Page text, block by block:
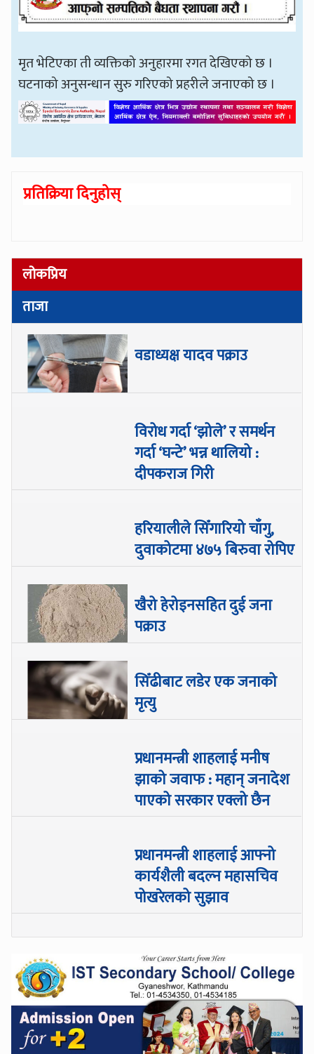
मृत भेटिएका ती व्यक्तिको अनुहारमा रगत देखिएको छ ।
घटनाको अनुसन्धान सुरु गरिएको प्रहरीले जनाएको छ ।
प्रतिक्रिया दिनुहोस्
लोकप्रिय
ताजा
वडाध्यक्ष यादव पक्राउ
विरोध गर्दा ‘झोले’ र समर्थन
गर्दा ‘घन्टे’ भन्न थालियो :
दीपकराज गिरी
हरियालीले सिँगारियो चाँगु,
दुवाकोटमा ४७५ बिरुवा रोपिए
खैरो हेरोइनसहित दुई जना
पक्राउ
सिँढीबाट लडेर एक जनाको
मृत्यु
प्रधानमन्त्री शाहलाई मनीष
झाको जवाफ : महान् जनादेश
पाएको सरकार एक्लो छैन
प्रधानमन्त्री शाहलाई आफ्नो
कार्यशैली बदल्न महासचिव
पोखरेलको सुझाव